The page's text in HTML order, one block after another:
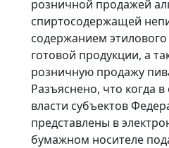
розничной продажей
спиртосодержащей
содержанием этилового
готовой продукции, а
розничную продажу
Разъяснено, что когда
власти субъектов
представлены в
бумажном носителе